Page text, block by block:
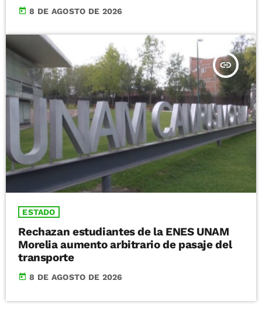
today 8 DE AGOSTO DE 2026
insert_link
ESTADO
Rechazan estudiantes de la ENES UNAM
Morelia aumento arbitrario de pasaje del
transporte
today 8 DE AGOSTO DE 2026